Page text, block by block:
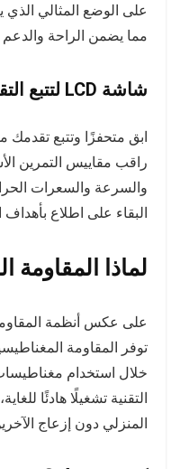
على الوضع المثالي
مما يضمن الراحة
شاشة LCD لتتبع التقدم
راقب مقاييس التمرين
والسرعة والسعرات
البقاء على اطلاع بأهداف
لماذا المقاومة
على عكس أنظمة المقاومة
توفر المقاومة
خلال استخدام
التقنية تشغيلًا هادئًا
المنزلي دون إزعاج